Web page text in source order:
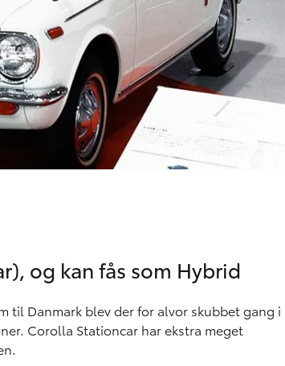
og kan fås som Hybrid
til Danmark blev der for alvor skubbet gang i
Corolla Stationcar har ekstra meget